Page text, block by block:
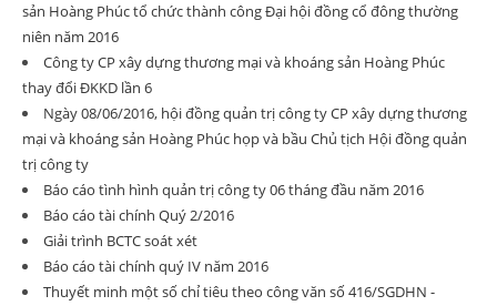
sản Hoàng Phúc tổ chức thành công Đại hội đồng cổ đông thường
niên năm 2016
Công ty CP xây dựng thương mại và khoáng sản Hoàng Phúc
thay đổi ĐKKD lần 6
Ngày 08/06/2016, hội đồng quản trị công ty CP xây dựng thương
mại và khoáng sản Hoàng Phúc họp và bầu Chủ tịch Hội đồng quản
trị công ty
Báo cáo tình hình quản trị công ty 06 tháng đầu năm 2016
Báo cáo tài chính Quý 2/2016
Giải trình BCTC soát xét
Báo cáo tài chính quý IV năm 2016
Thuyết minh một số chỉ tiêu theo công văn số 416/SGDHN -